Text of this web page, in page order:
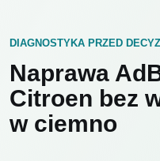
DIAGNOSTYKA PRZED
Naprawa
Citroen bez
w ciemno